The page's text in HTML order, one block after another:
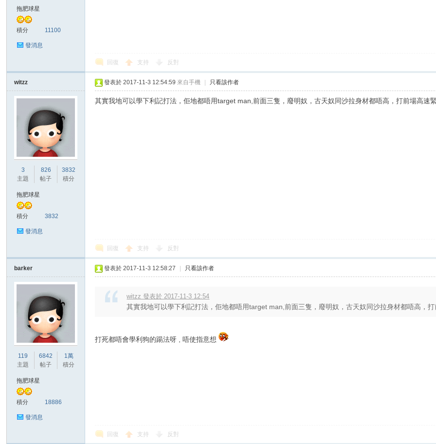
拖肥球星
積分 11100
發消息
回復 支持 反對
witzz
3
主題
826
帖子
3832
積分
拖肥球星
積分 3832
發消息
發表於 2017-11-3 12:54:59 來自手機 只看該作者
其實我地可以學下利記打法，佢地都唔用target man,前面三隻，廢明奴，古天奴同沙拉身材都唔高，打前場高速
回復 支持 反對
barker
119
主題
6842
帖子
1萬
積分
拖肥球星
積分 18886
發消息
發表於 2017-11-3 12:58:27 只看該作者
witzz 發表於 2017-11-3 12:54
其實我地可以學下利記打法，佢地都唔用target man,前面三隻，廢明奴，古天奴同沙拉身材都唔高，打
打死都唔會學利狗的踼法呀 , 唔使指意想
回復 支持 反對